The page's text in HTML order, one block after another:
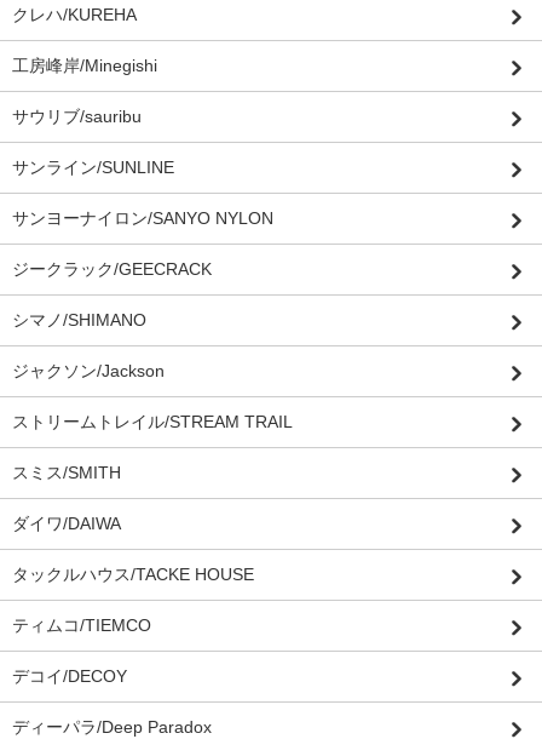
クレハ/KUREHA
工房峰岸/Minegishi
サウリブ/sauribu
サンライン/SUNLINE
サンヨーナイロン/SANYO NYLON
ジークラック/GEECRACK
シマノ/SHIMANO
ジャクソン/Jackson
ストリームトレイル/STREAM TRAIL
スミス/SMITH
ダイワ/DAIWA
タックルハウス/TACKE HOUSE
ティムコ/TIEMCO
デコイ/DECOY
ディーパラ/Deep Paradox